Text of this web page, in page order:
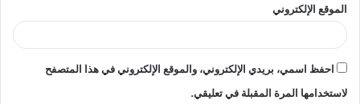
الموقع الإلكتروني
احفظ اسمي، بريدي الإلكتروني، والموقع الإلكتروني في هذا المتصفح
لاستخدامها المرة المقبلة في تعليقي.